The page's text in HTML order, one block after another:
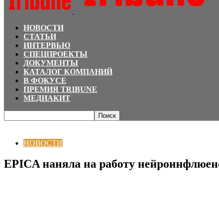
НОВОСТИ
СТАТЬИ
ИНТЕРВЬЮ
СПЕЦПРОЕКТЫ
ДОКУМЕНТЫ
КАТАЛОГ КОМПАНИЙ
В ФОКУСЕ
ПРЕМИЯ TRIBUNE
МЕДИАКИТ
НОВОСТИ
EPICA наняла на работу